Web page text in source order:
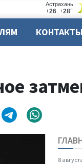
КОНТАКТЫ
8